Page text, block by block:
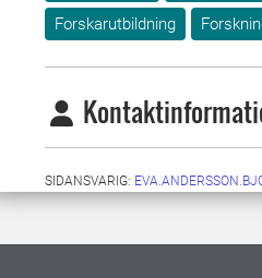
Forskarutbildning
SIDANSVARIG: